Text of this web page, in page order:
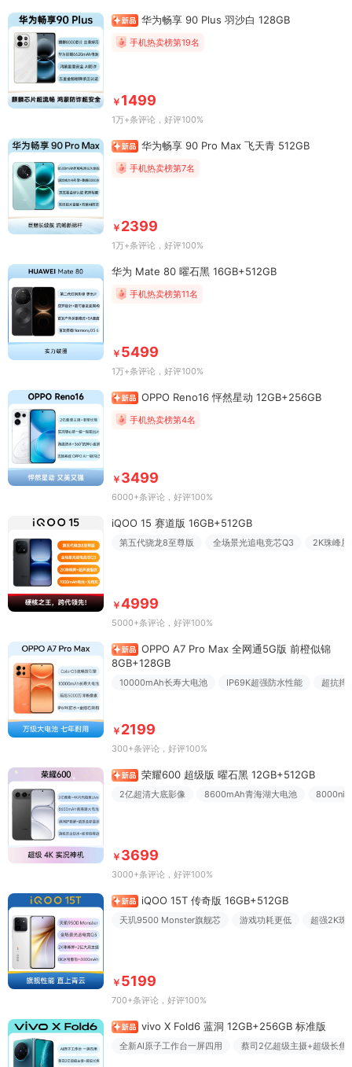
华为畅享 90 Plus 羽沙白 128GB
手机热卖榜第19名
￥ 1499
1万+条评论 ，好评100%
华为畅享 90 Pro Max 飞天青 512GB
手机热卖榜第7名
￥ 2399
1万+条评论 ，好评100%
华为 Mate 80 曜石黑 16GB+512GB
手机热卖榜第11名
￥ 5499
1万+条评论 ，好评100%
OPPO Reno16 怦然星动 12GB+256GB
手机热卖榜第4名
￥ 3499
6000+条评论 ，好评100%
iQOO 15 赛道版 16GB+512GB
第五代骁龙8至尊版 全场景光追电竞芯Q3 2K珠峰
￥4999
5000+条评论 ，好评100%
OPPO A7 Pro Max 全网通5G版 前橙似锦
8GB+128GB
10000mAh长寿大电池 IP69K超强防水性能 超抗摔
￥ 2199
300+条评论 ，好评100%
荣耀600 超级版 曜石黑 12GB+512GB
2亿超清大底影像 8600mAh青海湖大电池
￥ 3699
3000+条评论 ，好评100%
iQOO 15T 传奇版 16GB+512GB
天玑9500 Monster旗舰芯 游戏功耗更低 超强2K珠
￥ 5199
700+条评论 ，好评100%
vivo X Fold6 蓝洞 12GB+256GB 标准版
全新AI原子工作台一屏四用 蔡司2亿超级主摄+超级长焦